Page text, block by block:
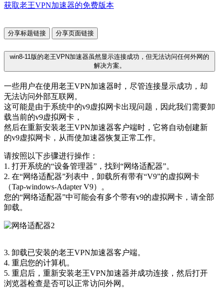
获取老王VPN加速器的免费版本
分享标题链接 分享页面链接
win8-11版的老王VPN加速器虽然显示连接成功，但无法访问任何外网的
解决方案。
一些用户在使用老王VPN加速器时，尽管连接显示成功，却
无法访问外部互联网。
这可能是由于系统中的v9虚拟网卡出现问题，因此我们需要卸
载当前的v9虚拟网卡，
然后在重新安装老王VPN加速器客户端时，它将自动创建新
的v9虚拟网卡，从而使加速器恢复正常工作。
请按照以下步骤进行操作：
1. 打开系统的“设备管理器”，找到“网络适配器”。
2. 在“网络适配器”列表中，卸载所有带有“V9”的虚拟网卡
（Tap-windows-Adapter V9）。
您的“网络适配器”中可能会有多个带有v9的虚拟网卡，请全部
卸载。
3. 卸载已安装的老王VPN加速器客户端。
4. 重启您的计算机。
5. 重启后，重新安装老王VPN加速器并成功连接，然后打开
浏览器检查是否可以正常访问外网。